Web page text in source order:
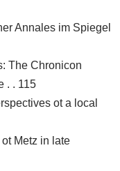
Annales im Spiegel
The Chronicon
. . 115
ot a local
Metz in late